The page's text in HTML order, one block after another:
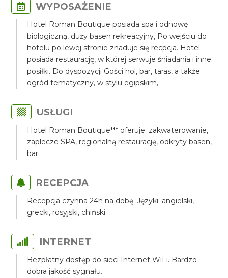
WYPOSAŻENIE
Hotel Roman Boutique posiada spa i odnowę
biologiczną, duży basen rekreacyjny, Po wejściu do
hotelu po lewej stronie znaduje się recpcja. Hotel
posiada restaurację, w której serwuje śniadania i inne
posiłki. Do dyspozycji Gości hol, bar, taras, a także
ogród tematyczny, w stylu egipskim,
USŁUGI
Hotel Roman Boutique*** oferuje: zakwaterowanie,
zaplecze SPA, regionalną restaurację, odkryty basen,
bar.
RECEPCJA
Recepcja czynna 24h na dobę. Języki: angielski,
grecki, rosyjski, chiński.
INTERNET
Bezpłatny dostęp do sieci Internet WiFi. Bardzo
dobra jakość sygnału.